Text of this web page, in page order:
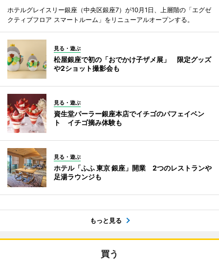
ホテルグレイスリー銀座（中央区銀座7）が10月1日、上層階の「エグゼ
クティブフロア スマートルーム」をリニューアルオープンする。
見る・遊ぶ
松屋銀座で初の「おでかけ子ザメ展」 限定グッズ
や2ショット撮影会も
見る・遊ぶ
資生堂パーラー銀座本店でイチゴのパフェイベン
ト イチゴ摘み体験も
見る・遊ぶ
ホテル「ふふ 東京 銀座」開業 2つのレストランや
足湯ラウンジも
もっと見る
買う